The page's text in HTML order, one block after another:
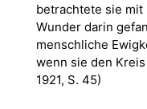
betrachtete sie
Wunder darin
menschliche
wenn sie den
1921, S. 45)